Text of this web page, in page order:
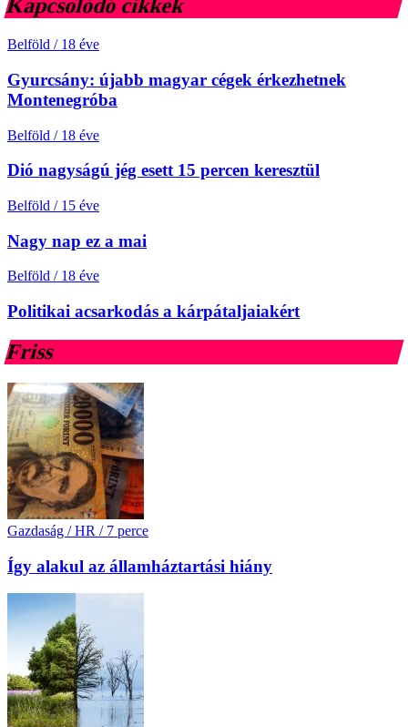
Kapcsolódó cikkek
Belföld / 18 éve
Gyurcsány: újabb magyar cégek érkezhetnek
Montenegróba
Belföld / 18 éve
Dió nagyságú jég esett 15 percen keresztül
Belföld / 15 éve
Nagy nap ez a mai
Belföld / 18 éve
Politikai acsarkodás a kárpátaljaiakért
Friss
Gazdaság / HR / 7 perce
Így alakul az államháztartási hiány